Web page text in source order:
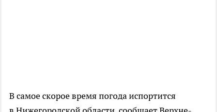
В самое скорое время погода испортится